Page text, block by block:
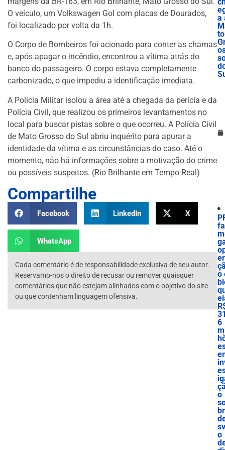
O veículo, um Volkswagen Gol com placas de Dourados,
foi localizado por volta da 1h.
O Corpo de Bombeiros foi acionado para conter as chamas
e, após apagar o incêndio, encontrou a vítima atrás do
banco do passageiro. O corpo estava completamente
carbonizado, o que impediu a identificação imediata.
A Polícia Militar isolou a área até a chegada da perícia e da
Polícia Civil, que realizou os primeiros levantamentos no
local para buscar pistas sobre o que ocorreu. A Polícia Civil
de Mato Grosso do Sul abriu inquérito para apurar a
identidade da vítima e as circunstâncias do caso. Até o
momento, não há informações sobre a motivação do crime
ou possíveis suspeitos. (Rio Brilhante em Tempo Real)
Compartilhe
Facebook LinkedIn X
WhatsApp
Cada comentário é de responsabilidade exclusiva de seu autor.
Reservamo-nos o direito de recusar ou remover quaisquer
comentários que não estejam alinhados com o objetivo do site
ou que contenham linguagem ofensiva.
a
to
o
6
o
o